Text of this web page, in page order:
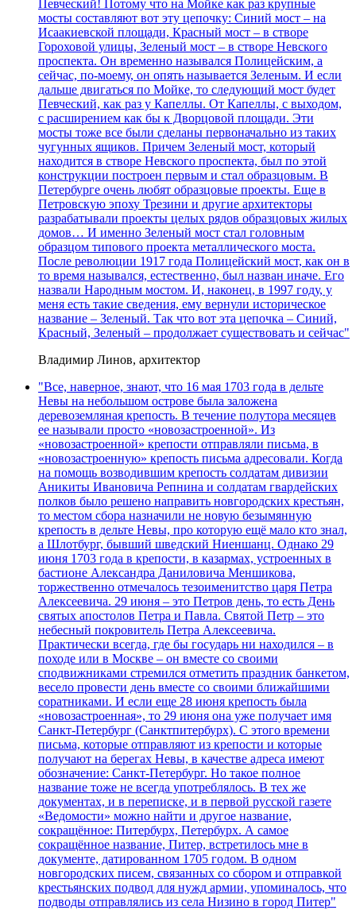
Певческий! Потому что на Мойке как раз крупные
мосты составляют вот эту цепочку: Синий мост – на
Исаакиевской площади, Красный мост – в створе
Гороховой улицы, Зеленый мост – в створе Невского
проспекта. Он временно назывался Полицейским, а
сейчас, по-моему, он опять называется Зеленым. И если
дальше двигаться по Мойке, то следующий мост будет
Певческий, как раз у Капеллы. От Капеллы, с выходом,
с расширением как бы к Дворцовой площади. Эти
мосты тоже все были сделаны первоначально из таких
чугунных ящиков. Причем Зеленый мост, который
находится в створе Невского проспекта, был по этой
конструкции построен первым и стал образцовым. В
Петербурге очень любят образцовые проекты. Еще в
Петровскую эпоху Трезини и другие архитекторы
разрабатывали проекты целых рядов образцовых жилых
домов… И именно Зеленый мост стал головным
образцом типового проекта металлического моста.
После революции 1917 года Полицейский мост, как он в
то время назывался, естественно, был назван иначе. Его
назвали Народным мостом. И, наконец, в 1997 году, у
меня есть такие сведения, ему вернули историческое
название – Зеленый. Так что вот эта цепочка – Синий,
Красный, Зеленый – продолжает существовать и сейчас"
Владимир Линов, архитектор
"Все, наверное, знают, что 16 мая 1703 года в дельте
Невы на небольшом острове была заложена
деревоземляная крепость. В течение полутора месяцев
ее называли просто «новозастроенной». Из
«новозастроенной» крепости отправляли письма, в
«новозастроенную» крепость письма адресовали. Когда
на помощь возводившим крепость солдатам дивизии
Аникиты Ивановича Репнина и солдатам гвардейских
полков было решено направить новгородских крестьян,
то местом сбора назначили не новую безымянную
крепость в дельте Невы, про которую ещё мало кто знал,
а Шлотбург, бывший шведский Ниеншанц. Однако 29
июня 1703 года в крепости, в казармах, устроенных в
бастионе Александра Даниловича Меншикова,
торжественно отмечалось тезоименитство царя Петра
Алексеевича. 29 июня – это Петров день, то есть День
святых апостолов Петра и Павла. Святой Петр – это
небесный покровитель Петра Алексеевича.
Практически всегда, где бы государь ни находился – в
походе или в Москве – он вместе со своими
сподвижниками стремился отметить праздник банкетом,
весело провести день вместе со своими ближайшими
соратниками. И если еще 28 июня крепость была
«новозастроенная», то 29 июня она уже получает имя
Санкт-Петербург (Санктпитербурх). С этого времени
письма, которые отправляют из крепости и которые
получают на берегах Невы, в качестве адреса имеют
обозначение: Санкт-Петербург. Но такое полное
название тоже не всегда употреблялось. В тех же
документах, и в переписке, и в первой русской газете
«Ведомости» можно найти и другое название,
сокращённое: Питербурх, Петербурх. А самое
сокращённое название, Питер, встретилось мне в
документе, датированном 1705 годом. В одном
новгородских писем, связанных со сбором и отправкой
крестьянских подвод для нужд армии, упоминалось, что
подводы отправлялись из села Низино в город Питер"